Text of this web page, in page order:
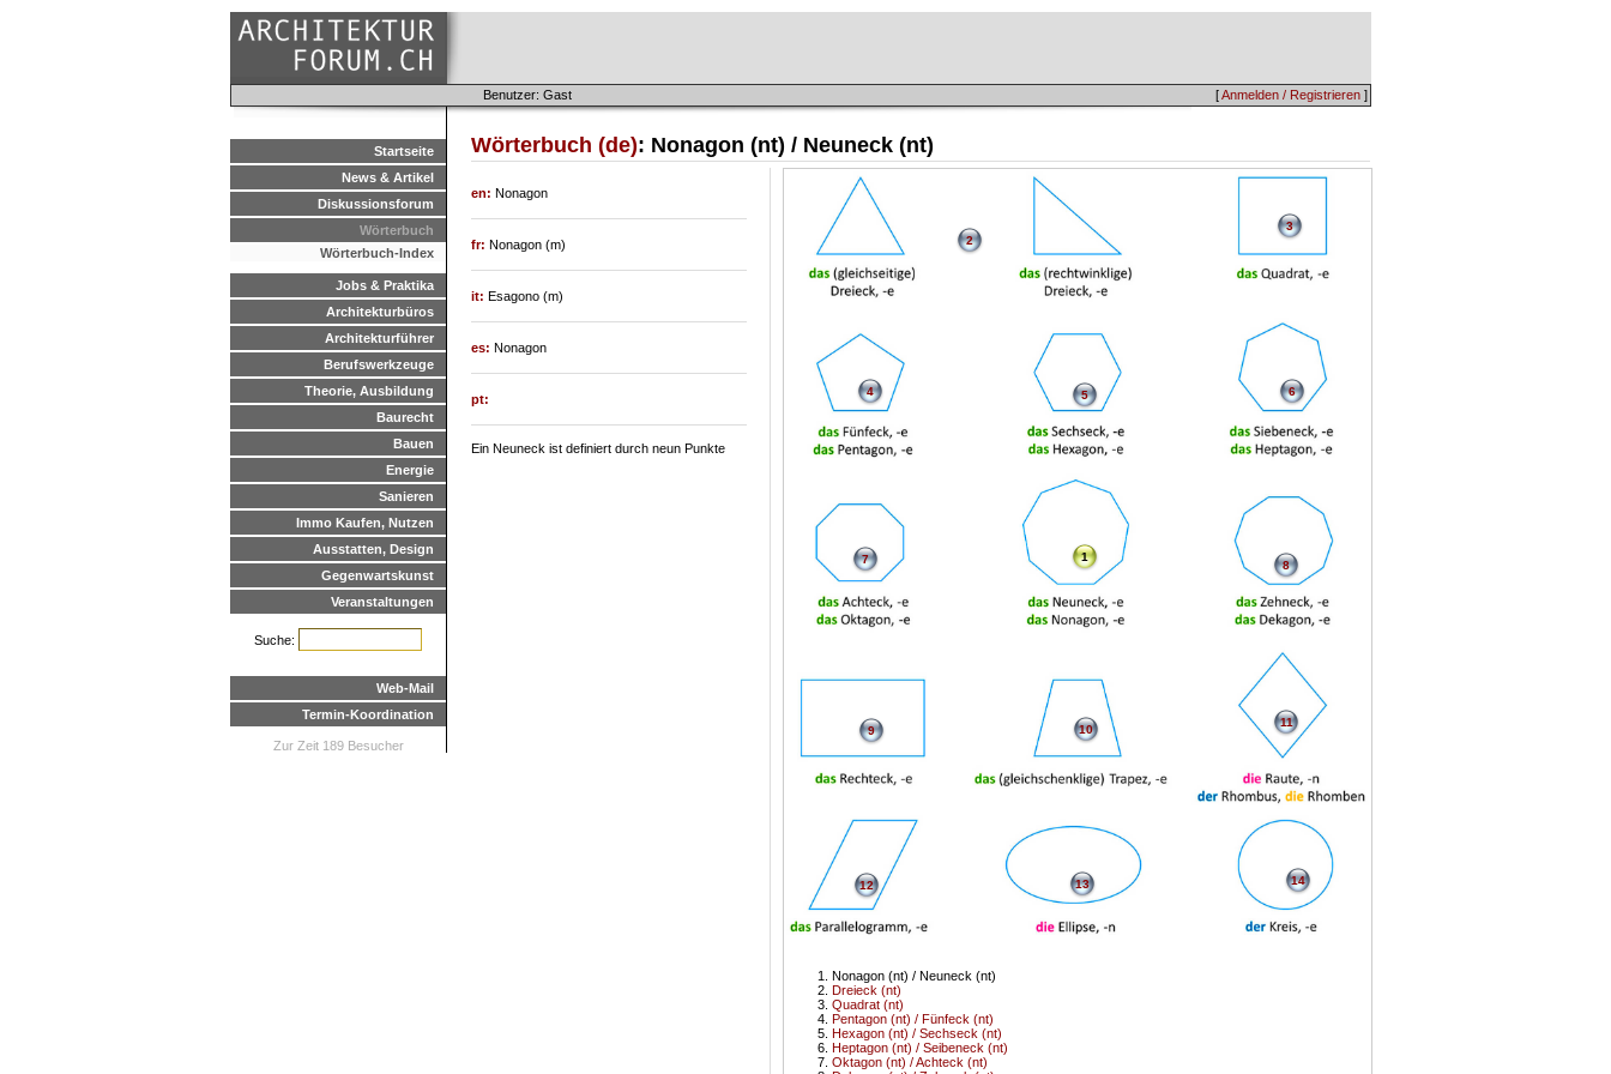
[Anmelden / Registrieren ]
Benutzer: Gast
Startseite
News & Artikel
Diskussionsforum
Wörterbuch
Wörterbuch-Index
Jobs & Praktika
Architekturbüros
Architekturführer
Berufswerkzeuge
Theorie, Ausbildung
Baurecht
Bauen
Energie
Sanieren
Immo Kaufen, Nutzen
Ausstatten, Design
Gegenwartskunst
Veranstaltungen
Suche:
Web-Mail
Termin-Koordination
Zur Zeit 189 Besucher
Wörterbuch (de): Nonagon (nt) / Neuneck (nt)
1
Nonagon (nt) / Neuneck (nt)
Dreieck (nt)
2
Quadrat (nt)
3
Pentagon (nt) / Fünfeck (nt)
4
Hexagon (nt) / Sechseck (nt)
5
Heptagon (nt) / Seibeneck (nt)
6
Oktagon (nt) / Achteck (nt)
7 8
9 10
11
12 13 14
en: Nonagon
fr: Nonagon (m)
it: Esagono (m)
es: Nonagon
pt:
Ein Neuneck ist definiert durch neun Punkte